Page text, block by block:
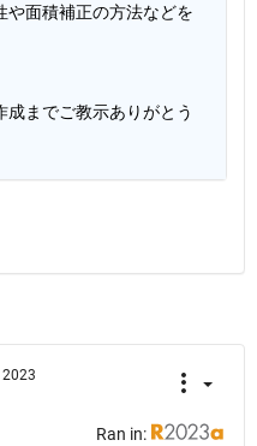
や面積補正の方法などを
までご教示ありがとう
2023
Ran in: